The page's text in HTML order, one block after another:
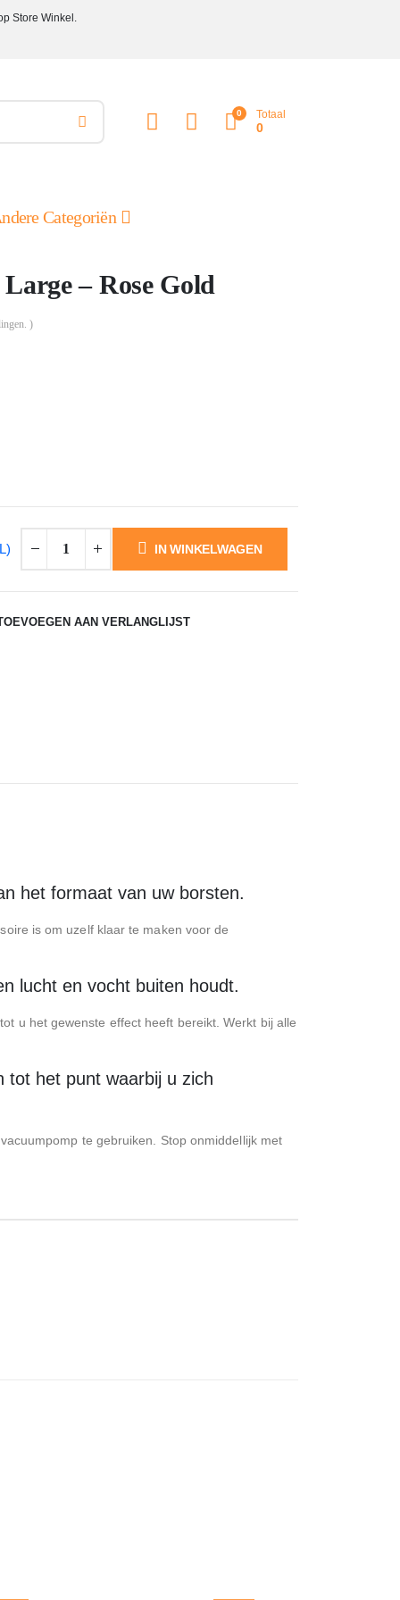
Store Winkel.
0 Totaal
0
Categoriën
– Rose Gold
)
IN WINKELWAGEN
AAN VERLANGLIJST
het formaat van uw borsten.
is om uzelf klaar te maken voor de
lucht en vocht buiten houdt.
u het gewenste effect heeft bereikt. Werkt bij alle
tot het punt waarbij u zich
te gebruiken. Stop onmiddellijk met